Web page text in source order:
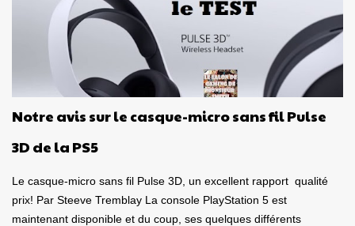
un sommet, de prendre une tangente inattendue, soit celle de la
réalité virtuelle! Oui, Puzzle Bobble 3D: Vacation Odyssey peut se
jouer de façon classique sur un téléviseur, mais il peut également
se jouer en VR sur une console de Sony! C'est d'ailleurs sur une
version PlayStation VR à laquelle je me suis attardé. Un jeu de
toute nouvelle itération est évidemment comme tous les autres
jeu de la franchise, soit de regrouper au minimum trois billes de
Notre avis sur le casque-micro sans fil Pulse
3D de la PS5
Le casque-micro sans fil Pulse 3D, un excellent rapport qualité
prix! Par Steeve Tremblay La console PlayStation 5 est
maintenant disponible et du coup, ses quelques différents